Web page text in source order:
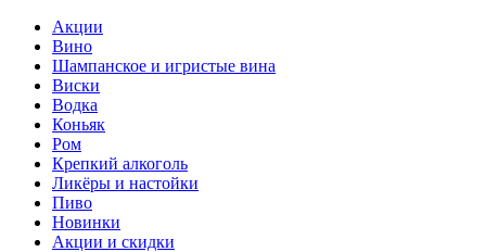
Акции
Вино
Шампанское и игристые вина
Виски
Водка
Коньяк
Ром
Крепкий алкоголь
Ликёры и настойки
Пиво
Новинки
Акции и скидки